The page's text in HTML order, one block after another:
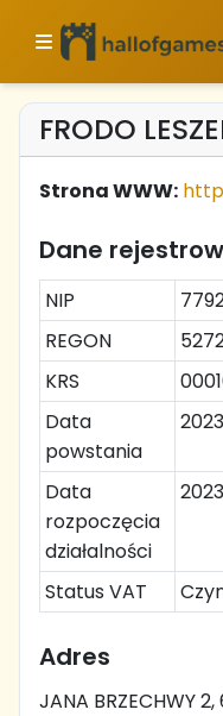
FRODO
Strona WWW:
Dane
NIP
REGON
KRS
Data
powstania
Data
rozpoczęcia
działalności
Status VAT
Adres
JANA BRZECHWY